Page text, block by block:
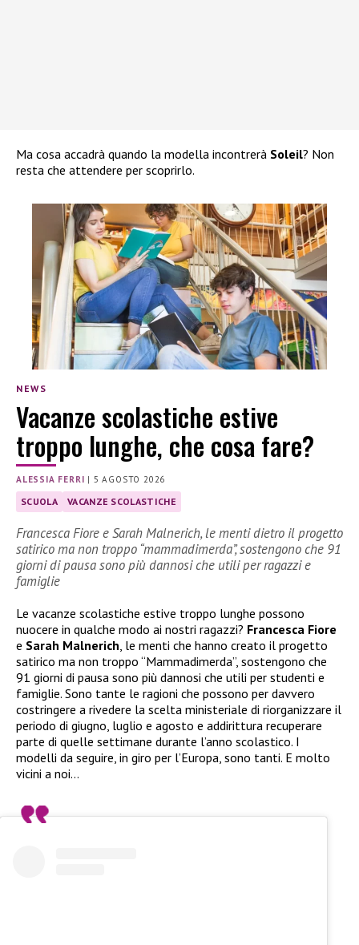
Ma cosa accadrà quando la modella incontrerà Soleil? Non
resta che attendere per scoprirlo.
NEWS
Vacanze scolastiche estive
troppo lunghe, che cosa fare?
ALESSIA FERRI | 5 AGOSTO 2026
SCUOLA VACANZE SCOLASTICHE
Francesca Fiore e Sarah Malnerich, le menti dietro il progetto
satirico ma non troppo “mammadimerda”, sostengono che 91
giorni di pausa sono più dannosi che utili per ragazzi e
famiglie
Le vacanze scolastiche estive troppo lunghe possono
nuocere in qualche modo ai nostri ragazzi? Francesca Fiore
e Sarah Malnerich, le menti che hanno creato il progetto
satirico ma non troppo “Mammadimerda”, sostengono che
91 giorni di pausa sono più dannosi che utili per studenti e
famiglie. Sono tante le ragioni che possono per davvero
costringere a rivedere la scelta ministeriale di riorganizzare il
periodo di giugno, luglio e agosto e addirittura recuperare
parte di quelle settimane durante l’anno scolastico. I
modelli da seguire, in giro per l’Europa, sono tanti. E molto
vicini a noi…